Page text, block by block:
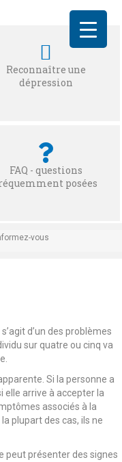
Reconnaître une
dépression
FAQ - questions
posées
vous
d’un des problèmes
sur quatre ou cinq va
Si la personne a
elle arrive à accepter la
associés à la
plupart des cas, ils ne
peut présenter des signes